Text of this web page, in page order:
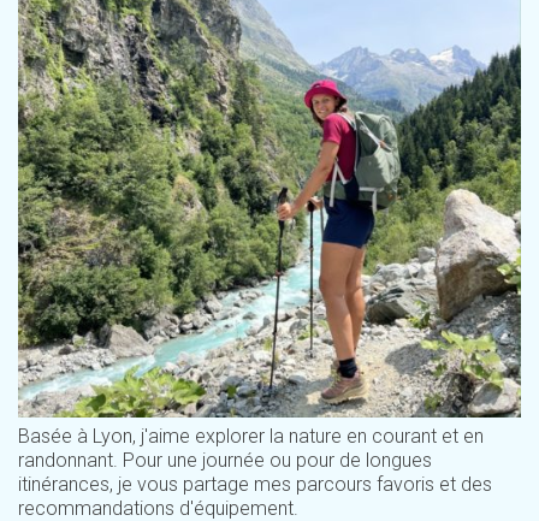
Basée à Lyon, j'aime explorer la nature en courant et en
randonnant. Pour une journée ou pour de longues
itinérances, je vous partage mes parcours favoris et des
recommandations d'équipement.